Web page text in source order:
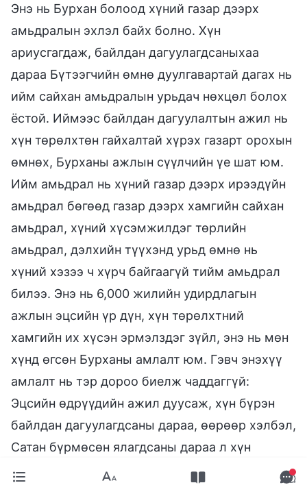
Энэ нь Бурхан болоод хүний газар дээрх
амьдралын эхлэл байх болно. Хүн
ариусгагдаж, байлдан дагуулагдсаныхаа
дараа Бүтээгчийн өмнө дуулгавартай дагах нь
ийм сайхан амьдралын урьдач нөхцөл болох
ёстой. Иймээс байлдан дагуулалтын ажил нь
хүн төрөлхтөн гайхалтай хүрэх газарт орохын
өмнөх, Бурханы ажлын сүүлчийн үе шат юм.
Ийм амьдрал нь хүний газар дээрх ирээдүйн
амьдрал бөгөөд газар дээрх хамгийн сайхан
амьдрал, хүний хүсэмжилдэг төрлийн
амьдрал, дэлхийн түүхэнд урьд өмнө нь
хүний хэзээ ч хүрч байгаагүй тийм амьдрал
билээ. Энэ нь 6,000 жилийн удирдлагын
ажлын эцсийн үр дүн, хүн төрөлхтний
хамгийн их хүсэн эрмэлздэг зүйл, энэ нь мөн
хүнд өгсөн Бурханы амлалт юм. Гэвч энэхүү
амлалт нь тэр дороо биелж чаддаггүй:
Эцсийн өдрүүдийн ажил дуусаж, хүн бүрэн
байлдан дагуулагдсаны дараа, өөрөөр хэлбэл,
Сатан бүрмөсөн ялагдсаны дараа л хүн
ирээдүйн хүрэх газарт орох болно. Хүн